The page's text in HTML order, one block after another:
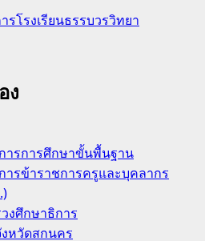
โรงเรียนธรรบวรวิทยา
ง
รการศึกษาขั้นพื้นฐาน
รข้าราชการครูและบุคลากร
งศึกษาธิการ
หวัดสกนคร